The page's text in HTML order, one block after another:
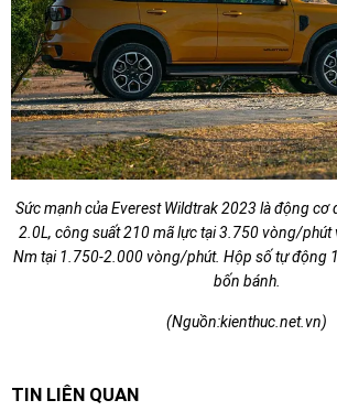
Sức mạnh của Everest Wildtrak 2023 là động cơ
2.0L, công suất 210 mã lực tại 3.750 vòng/phút
Nm tại 1.750-2.000 vòng/phút. Hộp số tự động
bốn bánh.
(Nguồn:kienthuc.net.vn)
TIN LIÊN QUAN